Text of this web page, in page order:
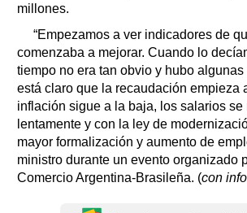
millones.
“Empezamos a ver indicadores de
comenzaba a mejorar. Cuando lo
tiempo no era tan obvio y hubo
está claro que la recaudación empieza
inflación sigue a la baja, los salarios se
lentamente y con la ley de
mayor formalización y aumento de
ministro durante un evento organizado
Comercio Argentina-Brasileña. (con